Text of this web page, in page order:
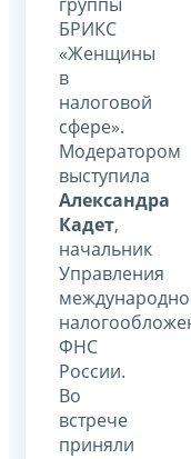
БРИКС
«Женщины
в
налоговой
сфере».
Модератором
выступила
Александра
Кадет,
начальник
Управления
ФНС
России.
Во
встрече
приняли